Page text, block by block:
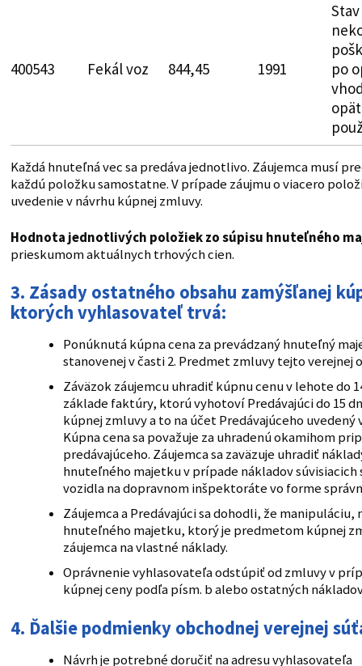
400543 Fekál voz 844,45 1991
Stav
po
Každá hnuteľná vec sa predáva jednotlivo. Záujemca musí
každú položku samostatne. V prípade záujmu o viacero
uvedenie v návrhu kúpnej zmluvy.
Hodnota jednotlivých položiek zo súpisu hnuteľného
prieskumom aktuálnych trhových cien.
3. Zásady ostatného obsahu zamýšľanej
ktorých vyhlasovateľ trvá:
Ponúknutá kúpna cena za prevádzaný hnuteľný
stanovenej v časti 2. Predmet zmluvy tejto verejnej
Záväzok záujemcu uhradiť kúpnu cenu v lehote do
základe faktúry, ktorú vyhotoví Predávajúci do 15
kúpnej zmluvy a to na účet Predávajúceho uvedený
Kúpna cena sa považuje za uhradenú okamihom
predávajúceho. Záujemca sa zaväzuje uhradiť
hnuteľného majetku v prípade nákladov súvisiacich
vozidla na dopravnom inšpektoráte vo forme
Záujemca a Predávajúci sa dohodli, že manipuláciu,
hnuteľného majetku, ktorý je predmetom kúpnej
záujemca na vlastné náklady.
Oprávnenie vyhlasovateľa odstúpiť od zmluvy v
kúpnej ceny podľa písm. b alebo ostatných
4. Ďalšie podmienky obchodnej verejnej
Návrh je potrebné doručiť na adresu vyhlasovateľa